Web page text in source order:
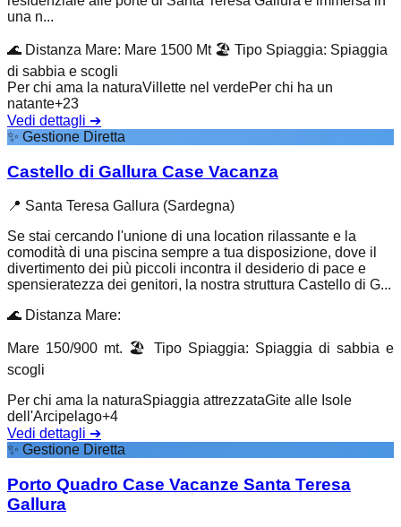
una n...
🌊 Distanza Mare: Mare 1500 Mt 🏖️ Tipo Spiaggia: Spiaggia
di sabbia e scogli
Per chi ama la naturaVillette nel verdePer chi ha un
natante+23
Vedi dettagli ➔
✨ Gestione Diretta
Castello di Gallura Case Vacanza
📍 Santa Teresa Gallura (Sardegna)
Se stai cercando l'unione di una location rilassante e la
comodità di una piscina sempre a tua disposizione, dove il
divertimento dei più piccoli incontra il desiderio di pace e
spensieratezza dei genitori, la nostra struttura Castello di G...
🌊 Distanza Mare:
Mare 150/900 mt. 🏖️ Tipo Spiaggia: Spiaggia di sabbia e
scogli
Per chi ama la naturaSpiaggia attrezzataGite alle Isole
dell'Arcipelago+4
Vedi dettagli ➔
✨ Gestione Diretta
Porto Quadro Case Vacanze Santa Teresa
Gallura